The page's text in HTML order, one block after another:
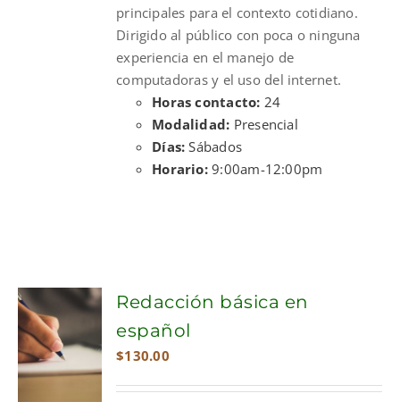
principales para el contexto cotidiano.
Dirigido al público con poca o ninguna
experiencia en el manejo de
computadoras y el uso del internet.
Horas contacto: 24
Modalidad: Presencial
Días: Sábados
Horario:9:00am-12:00pm
ADD TO
CART
Redacción básica en
español
$130.00